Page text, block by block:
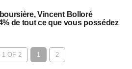
Vincent Bolloré
de tout ce que vous possédez
1 OF 2 1 2